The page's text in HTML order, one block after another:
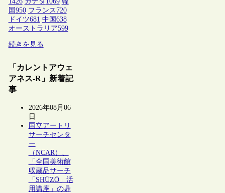
国 950 フランス 720
ドイツ681 中国 638
オーストラリア599
続きを見る
「カレントアウェ
アネス-R」新着記
事
2026年08月06
日
国立アートリ
サーチセンタ
ー
（NCAR）、
「全国美術館
収蔵品サーチ
「SHŪZŌ」活
用講座」の鼎